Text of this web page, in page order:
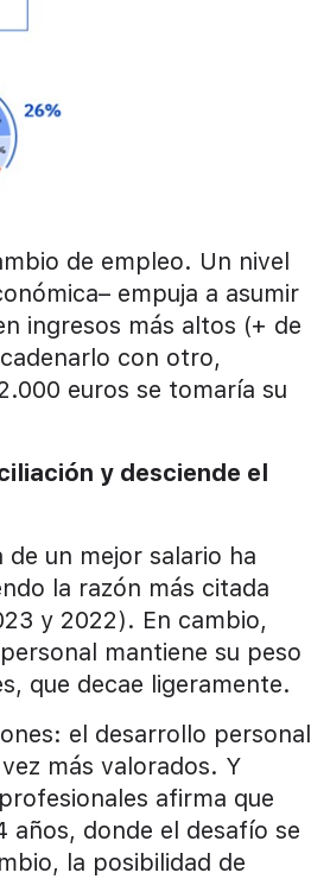
de empleo. Un nivel
empuja a asumir
ingresos más altos (+ de
con otro,
euros se tomaría su
y desciende el
un mejor salario ha
la razón más citada
y 2022). En cambio,
mantiene su peso
que decae ligeramente.
el desarrollo personal
más valorados. Y
afirma que
años, donde el desafío se
la posibilidad de